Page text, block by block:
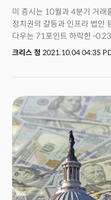
미 증시는 10월과 4분기 거래
정치권의 갈등과 인프라 법안
다우는 71포인트 하락한 -
나스닥은 -0.40%의 약세로 출
급락했다. 사업부문의 일부
알려진 부채만 3000억달러에
커졌기 때문으로 풀이된다.
인프라 법안 등을 둘러싼 불확
공화당이 12월 3일까지 정부
자금이 10월 중 고갈될 것으
민주당은 2022년 12월까지
것으로 보이지만 공화당의 미
약속하며 사상최초의 디폴트
크리스 정 2021.10.04 04:35